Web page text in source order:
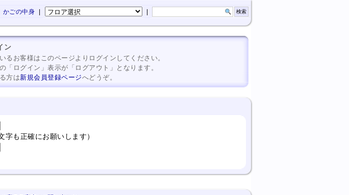
かごの中身
ン
るお客様はこのページよりログインしてください。
「ログイン」表示が「ログアウト」となります。
方は新規会員登録ページへどうぞ。
も正確にお願いします）